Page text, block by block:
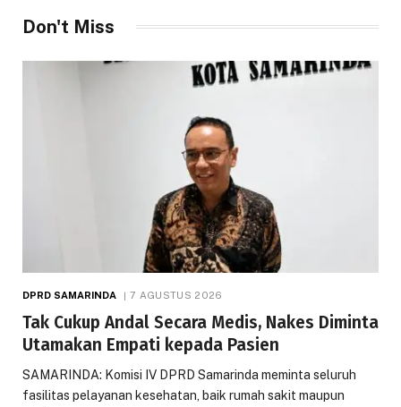
Don't Miss
DPRD SAMARINDA 7 AGUSTUS 2026
Tak Cukup Andal Secara Medis, Nakes Diminta
Utamakan Empati kepada Pasien
SAMARINDA: Komisi IV DPRD Samarinda meminta seluruh
fasilitas pelayanan kesehatan, baik rumah sakit maupun